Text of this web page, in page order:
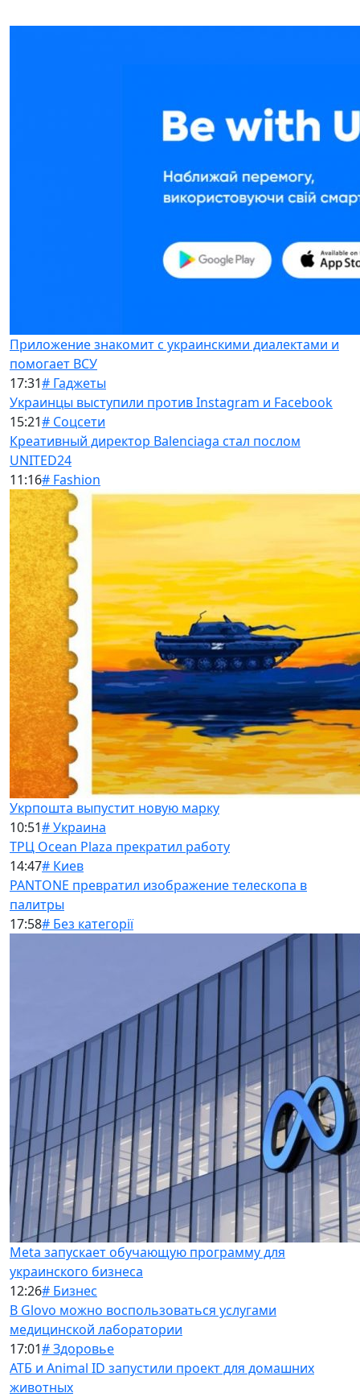
Приложение знакомит с украинскими диалектами и
помогает ВСУ
17:31# Гаджеты
Украинцы выступили против Instagram и Facebook
15:21# Соцсети
Креативный директор Balenciaga стал послом
UNITED24
11:16# Fashion
Укрпошта выпустит новую марку
10:51# Украина
ТРЦ Ocean Plaza прекратил работу
14:47# Киев
PANTONE превратил изображение телескопа в
палитры
17:58# Без категорії
Meta запускает обучающую программу для
украинского бизнеса
12:26# Бизнес
В Glovo можно воспользоваться услугами
медицинской лаборатории
17:01# Здоровье
АТБ и Animal ID запустили проект для домашних
животных